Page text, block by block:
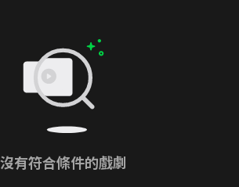
沒有符合條件的戲劇